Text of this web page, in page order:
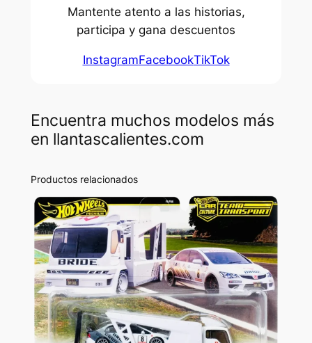
Mantente atento a las historias,
participa y gana descuentos
InstagramFacebookTikTok
Encuentra muchos modelos más
en llantascalientes.com
Productos relacionados